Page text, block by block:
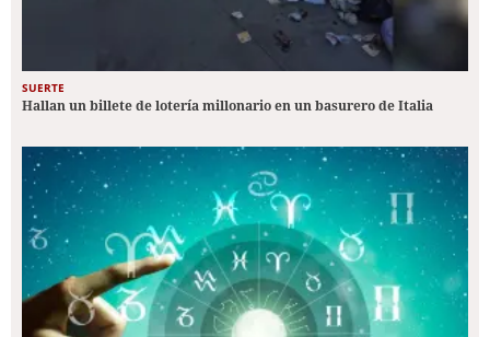
SUERTE
Hallan un billete de lotería millonario en un basurero de Italia